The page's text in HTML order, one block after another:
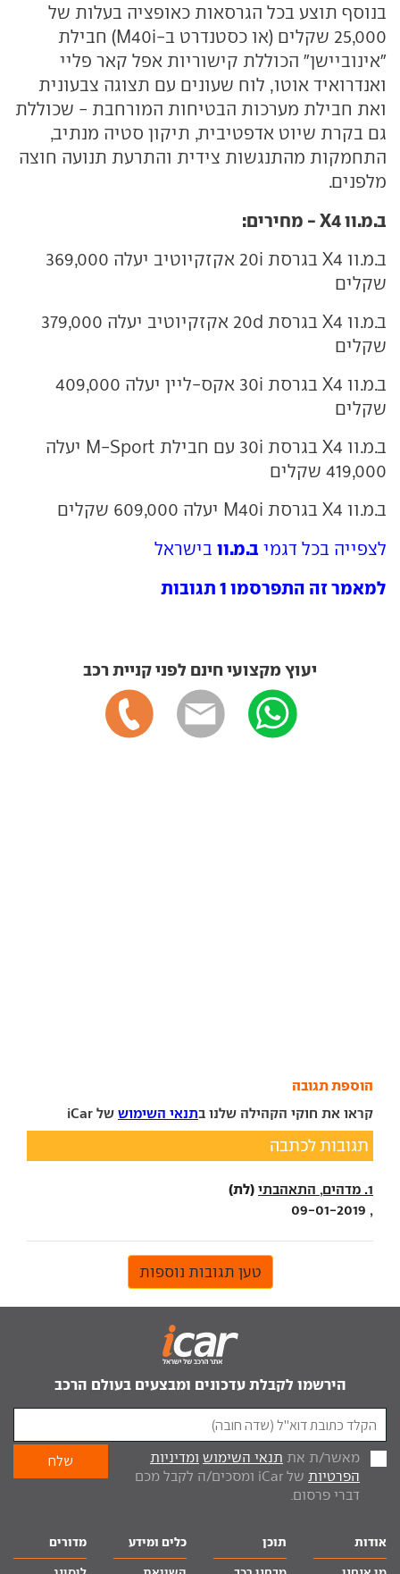
בנוסף תוצע בכל הגרסאות כאופציה בעלות של
25,000 שקלים (או כסטנדרט ב-M40i) חבילת
"אינוביישן" הכוללת קישוריות אפל קאר פליי
ואנדרואיד אוטו, לוח שעונים עם תצוגה צבעונית
ואת חבילת מערכות הבטיחות המורחבת - שכוללת
גם בקרת שיוט אדפטיבית, תיקון סטיה מנתיב,
התחמקות מהתנגשות צידית והתרעת תנועה חוצה
מלפנים.
ב.מ.וו X4 - מחירים:
ב.מ.וו X4 בגרסת 20i אקזקיוטיב יעלה 369,000
שקלים
ב.מ.וו X4 בגרסת 20d אקזקיוטיב יעלה 379,000
שקלים
ב.מ.וו X4 בגרסת 30i אקס-ליין יעלה 409,000
שקלים
ב.מ.וו X4 בגרסת 30i עם חבילת M-Sport יעלה
419,000 שקלים
ב.מ.וו X4 בגרסת M40i יעלה 609,000 שקלים
לצפייה בכל דגמי ב.מ.וו בישראל
למאמר זה התפרסמו 1 תגובות
יעוץ מקצועי חינם לפני קניית רכב
הוספת תגובה
קראו את חוקי הקהילה שלנו בתנאי השימוש של iCar
תגובות לכתבה
1. מדהים, התאהבתי (לת)
, 09-01-2019
טען תגובות נוספות
הירשמו לקבלת עדכונים ומבצעים בעולם הרכב
מאשר/ת את תנאי השימוש ומדיניות
הפרטיות
של iCar ומסכים/ה לקבל מכם
דברי פרסום.
אודות תוכן כלים ומידע מדורים